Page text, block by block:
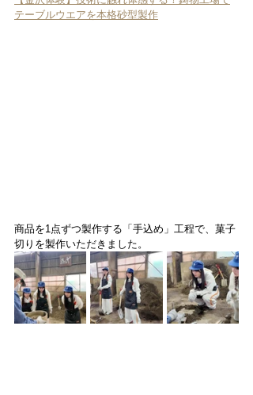
テーブルウエアを本格砂型製作
商品を1点ずつ製作する「手込め」工程で、菓子
切りを製作いただきました。